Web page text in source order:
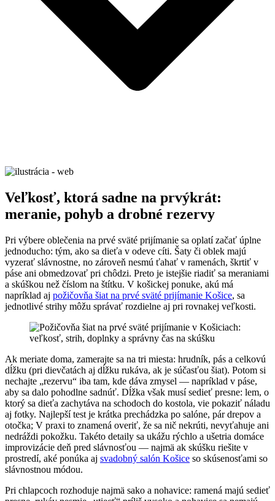
Veľkosť, ktorá sadne na prvýkrát:
meranie, pohyb a drobné rezervy
Pri výbere oblečenia na prvé sväté prijímanie sa oplatí začať úplne
jednoducho: tým, ako sa dieťa v odeve cíti. Šaty či oblek majú
vyzerať slávnostne, no zároveň nesmú ťahať v ramenách, škrtiť v
páse ani obmedzovať pri chôdzi. Preto je istejšie riadiť sa meraniami
a skúškou než číslom na štítku. V košickej ponuke, akú má
napríklad aj požičovňa šiat na prvé sväté prijímanie Košice, sa
jednotlivé strihy môžu správať rozdielne aj pri rovnakej veľkosti.
Ak meriate doma, zamerajte sa na tri miesta: hrudník, pás a celkovú
dĺžku (pri dievčatách aj dĺžku rukáva, ak je súčasťou šiat). Potom si
nechajte „rezervu“ iba tam, kde dáva zmysel — napríklad v páse,
aby sa dalo pohodlne sadnúť. Dĺžka však musí sedieť presne: lem, o
ktorý sa dieťa zachytáva na schodoch do kostola, vie pokaziť náladu
aj fotky. Najlepší test je krátka prechádzka po salóne, pár drepov a
otočka; V praxi to znamená overiť, že sa nič nekrúti, nevyťahuje ani
nedráždi pokožku. Takéto detaily sa ukážu rýchlo a ušetria domáce
improvizácie deň pred slávnosťou — najmä ak skúšku riešite v
prostredí, aké ponúka aj svadobný salón Košice so skúsenosťami so
slávnostnou módou.
Pri chlapcoch rozhoduje najmä sako a nohavice: ramená majú sedieť